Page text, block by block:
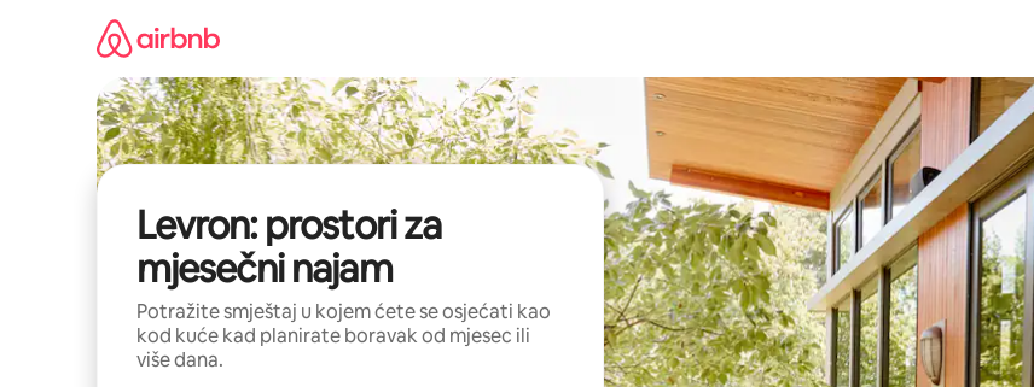
Levron: prostori za
mjesečni najam
Potražite smještaj u kojem ćete se osjećati kao
kod kuće kad planirate boravak od mjesec ili
više dana.